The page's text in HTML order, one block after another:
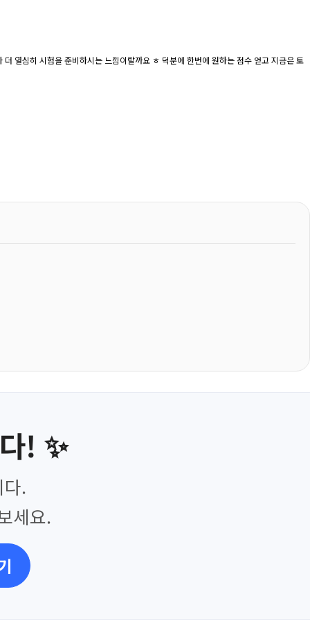
열심히 시험을 준비하시는 느낌이랄까요 ㅎ 덕분에 한번에 원하는 점수 얻고 지금은 토
! ✨
.
세요.